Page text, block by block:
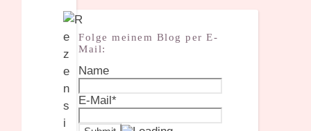
Folge meinem Blog per E-
Mail:
Name
E-Mail*